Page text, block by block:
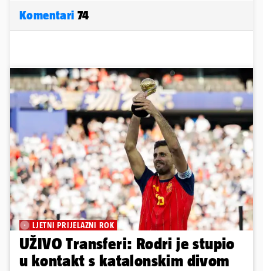
Komentari 74
LJETNI PRIJELAZNI ROK
UŽIVO Transferi: Rodri je stupio
u kontakt s katalonskim divom